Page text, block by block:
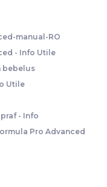
manual-RO
- Info Utile
bebelus
Utile
- Info
Pro Advanced